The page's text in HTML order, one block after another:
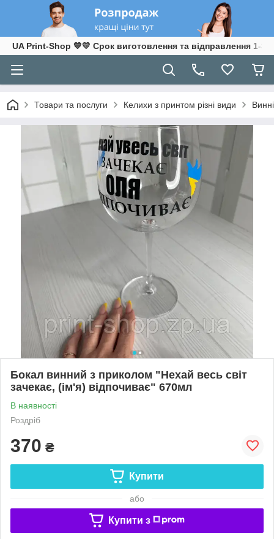
UA Print-Shop ​💙💛 Срок виготовлення та відправлення 1-3
Товари та послуги Келихи з принтом різні види
Бокал винний з приколом "Нехай весь світ
зачекає, (ім'я) відпочиває" 670мл
В наявності
Роздріб
370 ₴
Купити
або
Купити з